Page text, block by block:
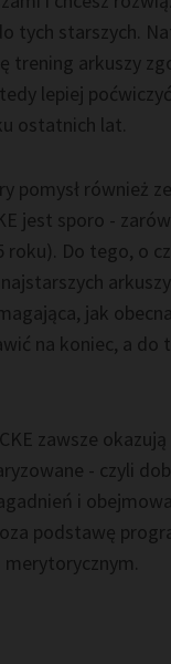
tych starszych.
trening arkuszy
lepiej
ostatnich lat.
pomysł również
jest sporo -
Do tego, o
jak
na koniec, a do
zawsze
- czyli
i
podstawę
merytorycznym